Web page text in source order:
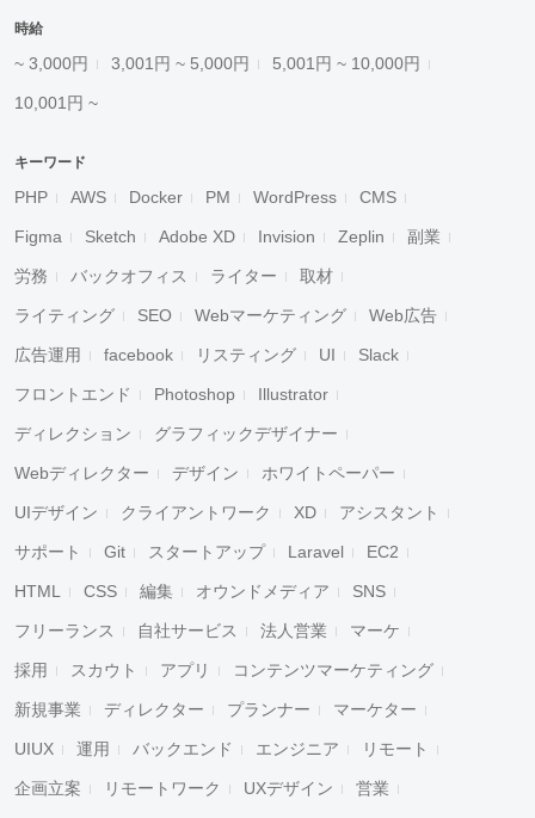
時給
~ 3,000円 3,001円 ~ 5,000円 5,001円 ~ 10,000円
10,001円 ~
キーワード
PHP AWS Docker PM WordPress CMS
Figma Sketch Adobe XD Invision Zeplin 副業
労務 バックオフィス ライター 取材
ライティング SEO Webマーケティング Web広告
広告運用 facebook リスティング UI Slack
フロントエンド Photoshop Illustrator
ディレクション グラフィックデザイナー
Webディレクター デザイン ホワイトペーパー
UIデザイン クライアントワーク XD アシスタント
サポート Git スタートアップ Laravel EC2
HTML CSS 編集 オウンドメディア SNS
フリーランス 自社サービス 法人営業 マーケ
採用 スカウト アプリ コンテンツマーケティング
新規事業 ディレクター プランナー マーケター
UIUX 運用 バックエンド エンジニア リモート
企画立案 リモートワーク UXデザイン 営業